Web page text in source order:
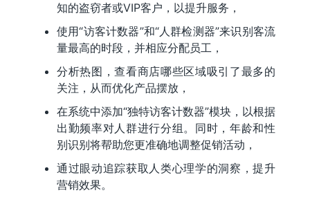
知的盗窃者或VIP客户，以提升服务，
使用“访客计数器”和“人群检测器”来识别客流
量最高的时段，并相应分配员工，
分析热图，查看商店哪些区域吸引了最多的
关注，从而优化产品摆放，
在系统中添加“独特访客计数器”模块，以根据
出勤频率对人群进行分组。同时，年龄和性
别识别将帮助您更准确地调整促销活动，
通过眼动追踪获取人类心理学的洞察，提升
营销效果。